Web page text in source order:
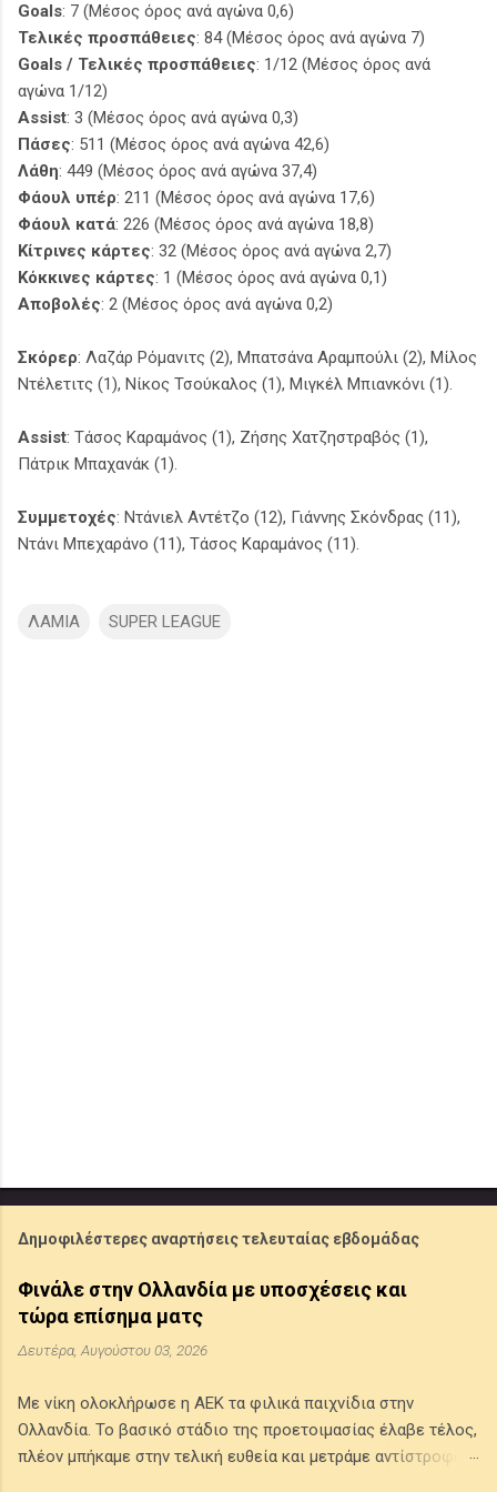
Goals: 7 (Μέσος όρος ανά αγώνα 0,6)
Τελικές προσπάθειες: 84 (Μέσος όρος ανά αγώνα 7)
Goals / Τελικές προσπάθειες: 1/12 (Μέσος όρος ανά
αγώνα 1/12)
Assist: 3 (Μέσος όρος ανά αγώνα 0,3)
Πάσες: 511 (Μέσος όρος ανά αγώνα 42,6)
Λάθη: 449 (Μέσος όρος ανά αγώνα 37,4)
Φάουλ υπέρ: 211 (Μέσος όρος ανά αγώνα 17,6)
Φάουλ κατά: 226 (Μέσος όρος ανά αγώνα 18,8)
Κίτρινες κάρτες: 32 (Μέσος όρος ανά αγώνα 2,7)
Κόκκινες κάρτες: 1 (Μέσος όρος ανά αγώνα 0,1)
Αποβολές: 2 (Μέσος όρος ανά αγώνα 0,2)
Σκόρερ: Λαζάρ Ρόμανιτς (2), Μπατσάνα Αραμπούλι (2), Μίλος
Ντέλετιτς (1), Νίκος Τσούκαλος (1), Μιγκέλ Μπιανκόνι (1).
Assist: Τάσος Καραμάνος (1), Ζήσης Χατζηστραβός (1),
Πάτρικ Μπαχανάκ (1).
Συμμετοχές: Ντάνιελ Αντέτζο (12), Γιάννης Σκόνδρας (11),
Ντάνι Μπεχαράνο (11), Τάσος Καραμάνος (11).
ΛΑΜΙΑ SUPER LEAGUE
Δημοφιλέστερες αναρτήσεις τελευταίας εβδομάδας
Φινάλε στην Ολλανδία με υποσχέσεις και
τώρα επίσημα ματς
Δευτέρα, Αυγούστου 03, 2026
Με νίκη ολοκλήρωσε η ΑΕΚ τα φιλικά παιχνίδια στην
Ολλανδία. Το βασικό στάδιο της προετοιμασίας έλαβε τέλος,
πλέον μπήκαμε στην τελική ευθεία και μετράμε αντίστροφα